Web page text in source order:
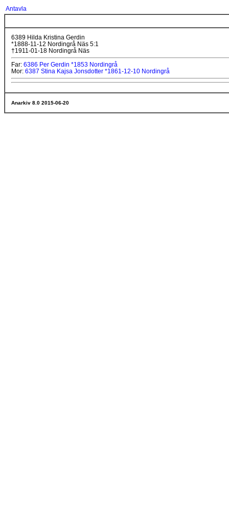
Antavla
6389 Hilda Kristina Gerdin
*1888-11-12 Nordingrå Näs 5:1
†1911-01-18 Nordingrå Näs
Far: 6386 Per Gerdin *1853 Nordingrå
Mor: 6387 Stina Kajsa Jonsdotter *1861-12-10 Nordingrå
Anarkiv 8.0 2015-06-20